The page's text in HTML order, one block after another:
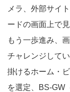
メラ、外部サイ
ードの画面上で
もう一歩進み、
チャレンジして
掛けるホーム・
を選定、BS-GW